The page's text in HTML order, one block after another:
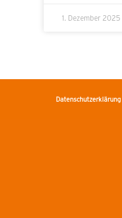
1. Dezember 2025
Datenschutzerklärung